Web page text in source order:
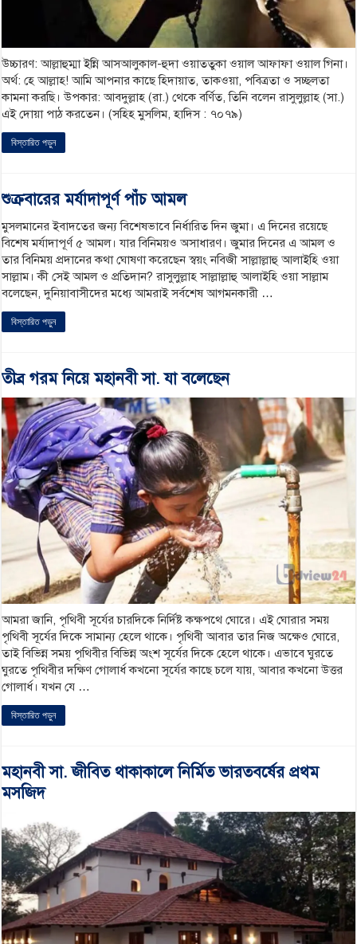
উচ্চারণ: আল্লাহুম্মা ইন্নি আসআলুকাল-হুদা ওয়াততুকা ওয়াল আফাফা ওয়াল গিনা।
অর্থ: হে আল্লাহ! আমি আপনার কাছে হিদায়াত, তাকওয়া, পবিত্রতা ও সচ্ছলতা
কামনা করছি। উপকার: আবদুল্লাহ (রা.) থেকে বর্ণিত, তিনি বলেন রাসুলুল্লাহ (সা.)
এই দোয়া পাঠ করতেন। (সহিহ মুসলিম, হাদিস : ৭০৭৯)
বিস্তারিত পড়ুন
শুক্রবারের মর্যাদাপূর্ণ পাঁচ আমল
মুসলমানের ইবাদতের জন্য বিশেষভাবে নির্ধারিত দিন জুমা। এ দিনের রয়েছে
বিশেষ মর্যাদাপূর্ণ ৫ আমল। যার বিনিময়ও অসাধারণ। জুমার দিনের এ আমল ও
তার বিনিময় প্রদানের কথা ঘোষণা করেছেন স্বয়ং নবিজী সাল্লাল্লাহু আলাইহি ওয়া
সাল্লাম। কী সেই আমল ও প্রতিদান? রাসুলুল্লাহ সাল্লাল্লাহু আলাইহি ওয়া সাল্লাম
বলেছেন, দুনিয়াবাসীদের মধ্যে আমরাই সর্বশেষ আগমনকারী …
বিস্তারিত পড়ুন
তীব্র গরম নিয়ে মহানবী সা. যা বলেছেন
আমরা জানি, পৃথিবী সূর্যের চারদিকে নির্দিষ্ট কক্ষপথে ঘোরে। এই ঘোরার সময়
পৃথিবী সূর্যের দিকে সামান্য হেলে থাকে। পৃথিবী আবার তার নিজ অক্ষেও ঘোরে,
তাই বিভিন্ন সময় পৃথিবীর বিভিন্ন অংশ সূর্যের দিকে হেলে থাকে। এভাবে ঘুরতে
ঘুরতে পৃথিবীর দক্ষিণ গোলার্ধ কখনো সূর্যের কাছে চলে যায়, আবার কখনো উত্তর
গোলার্ধ। যখন যে …
বিস্তারিত পড়ুন
মহানবী সা. জীবিত থাকাকালে নির্মিত ভারতবর্ষের প্রথম
মসজিদ